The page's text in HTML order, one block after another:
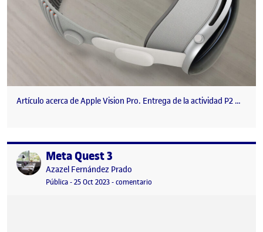
Artículo acerca de Apple Vision Pro. Entrega de la actividad P2 …
Publicado porMeta Quest 3
Publicado por
Azazel Fernández Prado
Visibilidad:
Pública-Fecha de publicación
25 Oct 20232 marzo, 2024 5:59 pm
-comentario